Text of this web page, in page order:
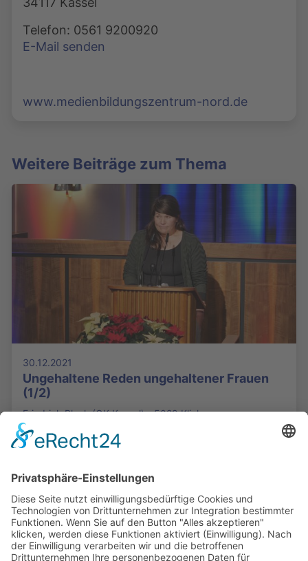
Telefon: 0561 9200920
E-Mail senden
www.medienbildungszentrum-nord.de
Weitere Beiträge zum Thema
30.12.2021
Ungehaltene Reden ungehaltener Frauen
(1/2)
Friedrich Block (OK Kassel) - 5029 Klicks
Podcasts, Themen und Informationen.
Entdecken Sie unser Forum für Medien, Bildung
und Demokratie - jederzeit und überall
verfügbar.